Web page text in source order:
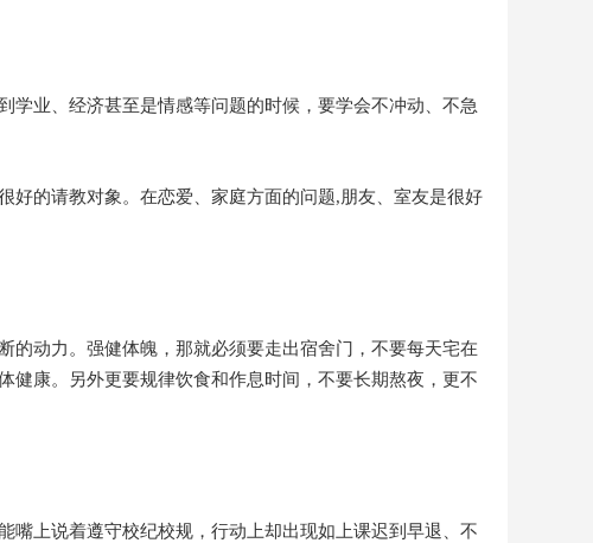
学业、经济甚至是情感等问题的时候，要学会不冲动、不急
好的请教对象。在恋爱、家庭方面的问题,朋友、室友是很好
的动力。强健体魄，那就必须要走出宿舍门，不要每天宅在
健康。另外更要规律饮食和作息时间，不要长期熬夜，更不
嘴上说着遵守校纪校规，行动上却出现如上课迟到早退、不